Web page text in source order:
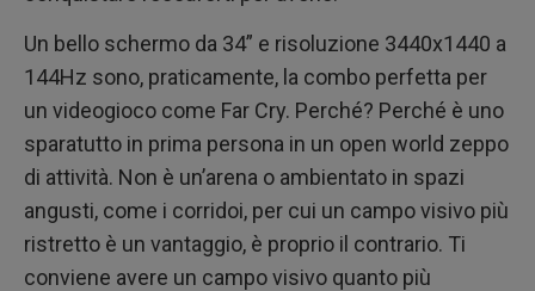
Un bello schermo da 34” e risoluzione 3440x1440 a
144Hz sono, praticamente, la combo perfetta per
un videogioco come Far Cry. Perché? Perché è uno
sparatutto in prima persona in un open world zeppo
di attività. Non è un’arena o ambientato in spazi
angusti, come i corridoi, per cui un campo visivo più
ristretto è un vantaggio, è proprio il contrario. Ti
conviene avere un campo visivo quanto più